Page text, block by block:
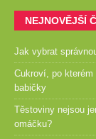
NEJNOVĚJŠÍ
Jak vybrat
Cukroví, po
babičky
Těstoviny nejsou
omáčku?